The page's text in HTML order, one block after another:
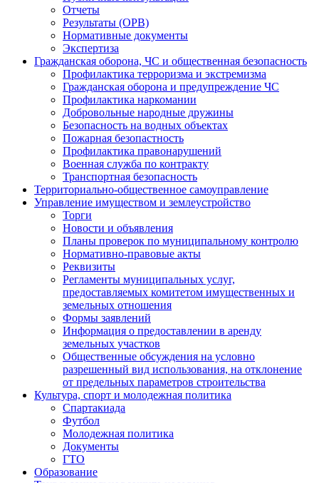
Отчеты
Результаты (ОРВ)
Нормативные документы
Экспертиза
Гражданская оборона, ЧС и общественная безопасность
Профилактика терроризма и экстремизма
Гражданская оборона и предупреждение ЧС
Профилактика наркомании
Добровольные народные дружины
Безопасность на водных объектах
Пожарная безопастность
Профилактика правонарушений
Военная служба по контракту
Транспортная безопасность
Территориально-общественное самоуправление
Управление имуществом и землеустройство
Торги
Новости и объявления
Планы проверок по муниципальному контролю
Нормативно-правовые акты
Реквизиты
Регламенты муниципальных услуг,
предоставляемых комитетом имущественных и
земельных отношения
Формы заявлений
Информация о предоставлении в аренду
земельных участков
Общественные обсуждения на условно
разрешенный вид использования, на отклонение
от предельных параметров строительства
Культура, спорт и молодежная политика
Спартакиада
Футбол
Молодежная политика
Документы
ГТО
Образование